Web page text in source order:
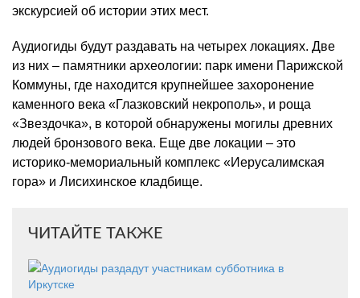
экскурсией об истории этих мест.
Аудиогиды будут раздавать на четырех локациях. Две
из них – памятники археологии: парк имени Парижской
Коммуны, где находится крупнейшее захоронение
каменного века «Глазковский некрополь», и роща
«Звездочка», в которой обнаружены могилы древних
людей бронзового века. Еще две локации – это
историко-мемориальный комплекс «Иерусалимская
гора» и Лисихинское кладбище.
ЧИТАЙТЕ ТАКЖЕ